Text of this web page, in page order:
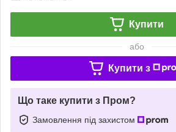
Купити
або
Купити з
Що таке купити з Пром?
Замовлення під захистом